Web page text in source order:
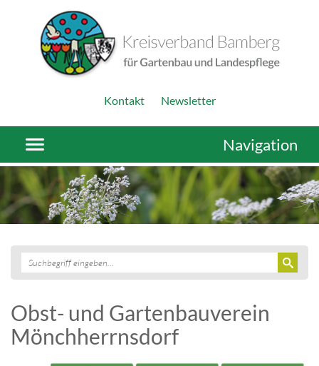
Kontakt Newsletter
Navigation
Obst- und Gartenbauverein
Mönchherrnsdorf